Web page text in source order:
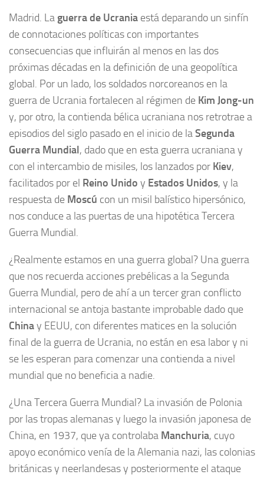
Madrid. La guerra de Ucrania está deparando un sinfín
de connotaciones políticas con importantes
consecuencias que influirán al menos en las dos
próximas décadas en la definición de una geopolítica
global. Por un lado, los soldados norcoreanos en la
guerra de Ucrania fortalecen al régimen de Kim Jong-un
y, por otro, la contienda bélica ucraniana nos retrotrae a
episodios del siglo pasado en el inicio de laSegunda
Guerra Mundial, dado que en esta guerra ucraniana y
con el intercambio de misiles, los lanzados por Kiev,
facilitados por el Reino Unido y Estados Unidos, y la
respuesta de Moscú con un misil balístico hipersónico,
nos conduce a las puertas de una hipotética Tercera
Guerra Mundial.
¿Realmente estamos en una guerra global? Una guerra
que nos recuerda acciones prebélicas a la Segunda
Guerra Mundial, pero de ahí a un tercer gran conflicto
internacional se antoja bastante improbable dado que
Chinay EEUU, con diferentes matices en la solución
final de la guerra de Ucrania, no están en esa labor y ni
se les esperan para comenzar una contienda a nivel
mundial que no beneficia a nadie.
¿Una Tercera Guerra Mundial? La invasión de Polonia
por las tropas alemanas y luego la invasión japonesa de
China, en 1937, que ya controlaba Manchuria, cuyo
apoyo económico venía de la Alemania nazi, las colonias
británicas y neerlandesas y posteriormente el ataque